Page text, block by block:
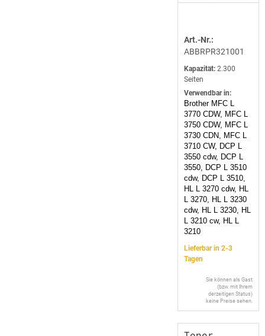
Art.-Nr.:
ABBRPR321001
Kapazität: 2.300
Seiten
Verwendbar in:
Brother MFC L
3770 CDW, MFC L
3750 CDW, MFC L
3730 CDN, MFC L
3710 CW, DCP L
3550 cdw, DCP L
3550, DCP L 3510
cdw, DCP L 3510,
HL L 3270 cdw, HL
L 3270, HL L 3230
cdw, HL L 3230, HL
L 3210 cw, HL L
3210
Lieferbar in 2-3
Tagen
Sie können als Gast
(bzw. mit Ihrem
derzeitigen Status)
keine Preise sehen.